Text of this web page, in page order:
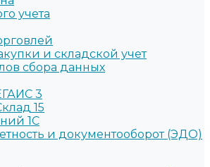
учета
и складской учет
сбора данных
3
15
1С
и документооборот (ЭДО)